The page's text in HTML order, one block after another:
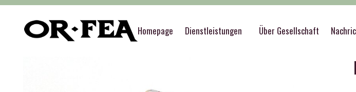
Homepage Dienstleistungen Über Gesellschaft